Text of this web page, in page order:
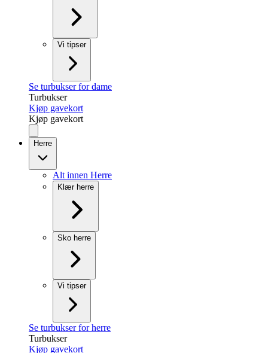
Vi tipser
Se turbukser for dame
Turbukser
Kjøp gavekort
Kjøp gavekort
Herre
Alt innen Herre
Klær herre
Sko herre
Vi tipser
Se turbukser for herre
Turbukser
Kjøp gavekort